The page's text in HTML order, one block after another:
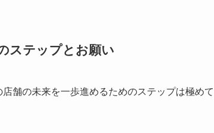
ステップとお願い
舗の未来を一歩進めるためのステップは極めて